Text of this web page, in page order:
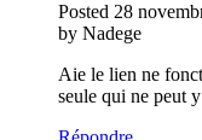
Posted 28
by Nadege
Aie le lien ne
seule qui ne peut